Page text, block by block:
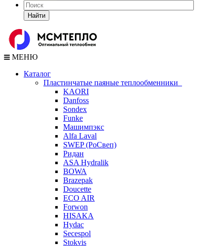
Найти
МЕНЮ
Каталог
Пластинчатые паяные теплообменники
KAORI
Danfoss
Sondex
Funke
Машимпэкс
Alfa Laval
SWEP (РоСвеп)
Ридан
ASA Hydralik
BOWA
Brazepak
Doucette
ECO AIR
Forwon
HISAKA
Hydac
Secespol
Stokvis